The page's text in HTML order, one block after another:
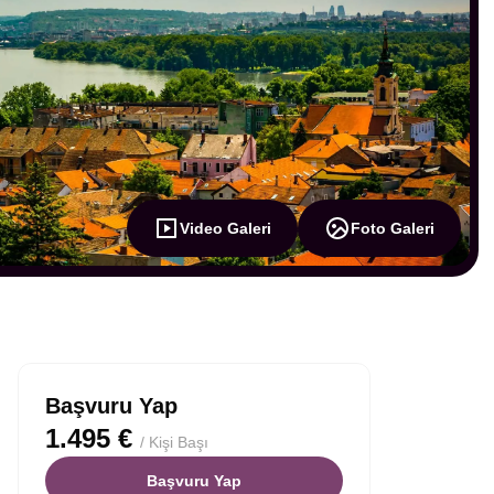
Video Galeri Foto Galeri
Başvuru Yap
1.495 € / Kişi Başı
Başvuru Yap